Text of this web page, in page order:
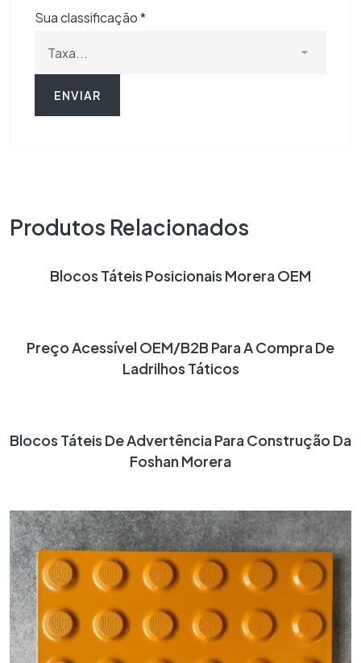
Sua classificação*
Produtos Relacionados
Blocos Táteis Posicionais Morera OEM
Preço Acessível OEM/B2B Para A Compra De
Ladrilhos Táticos
Blocos Táteis De Advertência Para Construção Da
Foshan Morera